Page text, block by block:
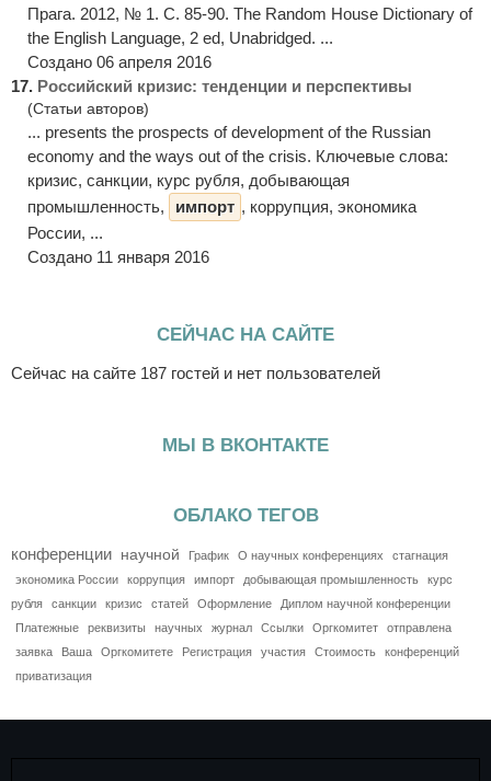
Прага. 2012, № 1. С. 85-90. The Random House Dictionary of
the English Language, 2 ed, Unabridged. ...
Создано 06 апреля 2016
17. Российский кризис: тенденции и перспективы
(Статьи авторов)
... presents the prospects of development of the Russian
economy and the ways out of the crisis. Ключевые слова:
кризис, санкции, курс рубля, добывающая
промышленность,
импорт , коррупция, экономика
России, ...
Создано 11 января 2016
СЕЙЧАС НА САЙТЕ
Сейчас на сайте 187 гостей и нет пользователей
МЫ В ВКОНТАКТЕ
ОБЛАКО ТЕГОВ
конференции научной График О научных конференциях
стагнация
экономика России
коррупция импорт добывающая промышленность
курс
рубля
санкции кризис статей Оформление
Диплом научной конференции
Платежные
реквизиты научных журнал Ссылки Оргкомитет
отправлена
заявка
Ваша Оргкомитете Регистрация участия Стоимость
конференций
приватизация